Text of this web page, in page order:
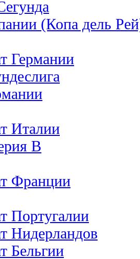
(Копа дель
Германии
Италии
B
Франции
Португалии
Нидерландов
Бельгии